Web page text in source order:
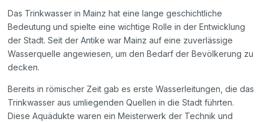
Das Trinkwasser in Mainz hat eine lange geschichtliche
Bedeutung und spielte eine wichtige Rolle in der Entwicklung
der Stadt. Seit der Antike war Mainz auf eine zuverlässige
Wasserquelle angewiesen, um den Bedarf der Bevölkerung zu
decken.
Bereits in römischer Zeit gab es erste Wasserleitungen, die das
Trinkwasser aus umliegenden Quellen in die Stadt führten.
Diese Aquädukte waren ein Meisterwerk der Technik und